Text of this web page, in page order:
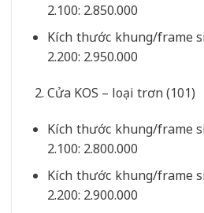
2.100: 2.850.000
Kích thước khung/frame
2.200: 2.950.000
Cửa KOS – loại trơn (101)
Kích thước khung/frame
2.100: 2.800.000
Kích thước khung/frame
2.200: 2.900.000